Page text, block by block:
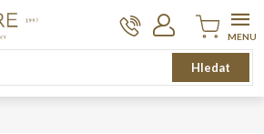
Hledat
Nákupní
košík